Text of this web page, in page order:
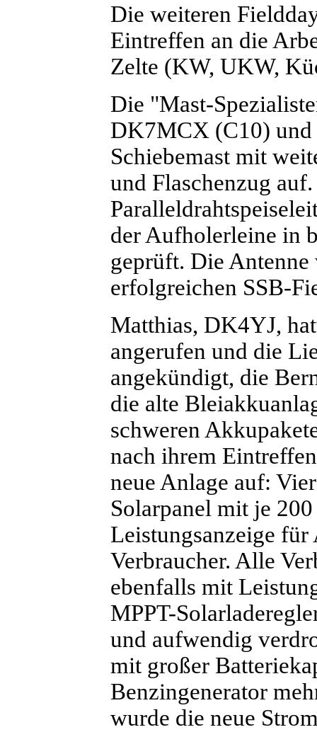
Die weiteren
Eintreffen an die
Zelte (KW, UKW,
Die "Mast-
DK7MCX (C10)
Schiebemast mit
und Flaschenzug
der Aufholerleine in
geprüft. Die
erfolgreichen SSB-
Matthias, DK4YJ,
angerufen und die
angekündigt, die
die alte
schweren
nach ihrem
neue Anlage auf:
Solarpanel mit je
Leistungsanzeige
Verbraucher. Alle
ebenfalls mit
MPPT-
und aufwendig
mit großer
Benzingenerator
wurde die neue